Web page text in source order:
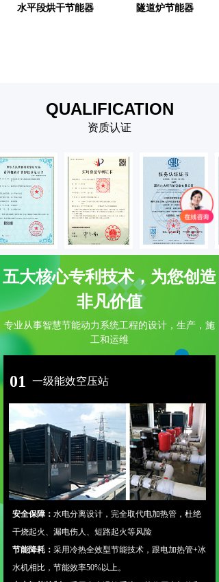
水平段烘干节能器 隧道炉节能器
QUALIFICATION
资质认证
01 一级能效空压站
安全保障： 水电分离设计，完全取代电加热管，杜绝
干烧起火、漏电伤人、短路起火等风险
节能降耗： 采用冷热全效型节能技术，跟电加热管+冰
水机相比，节能效率50%以上。
专业从事智慧节能动力系统工程的设计，生产，施
工和运维
五大核心专利技术，为您创造
非凡价值